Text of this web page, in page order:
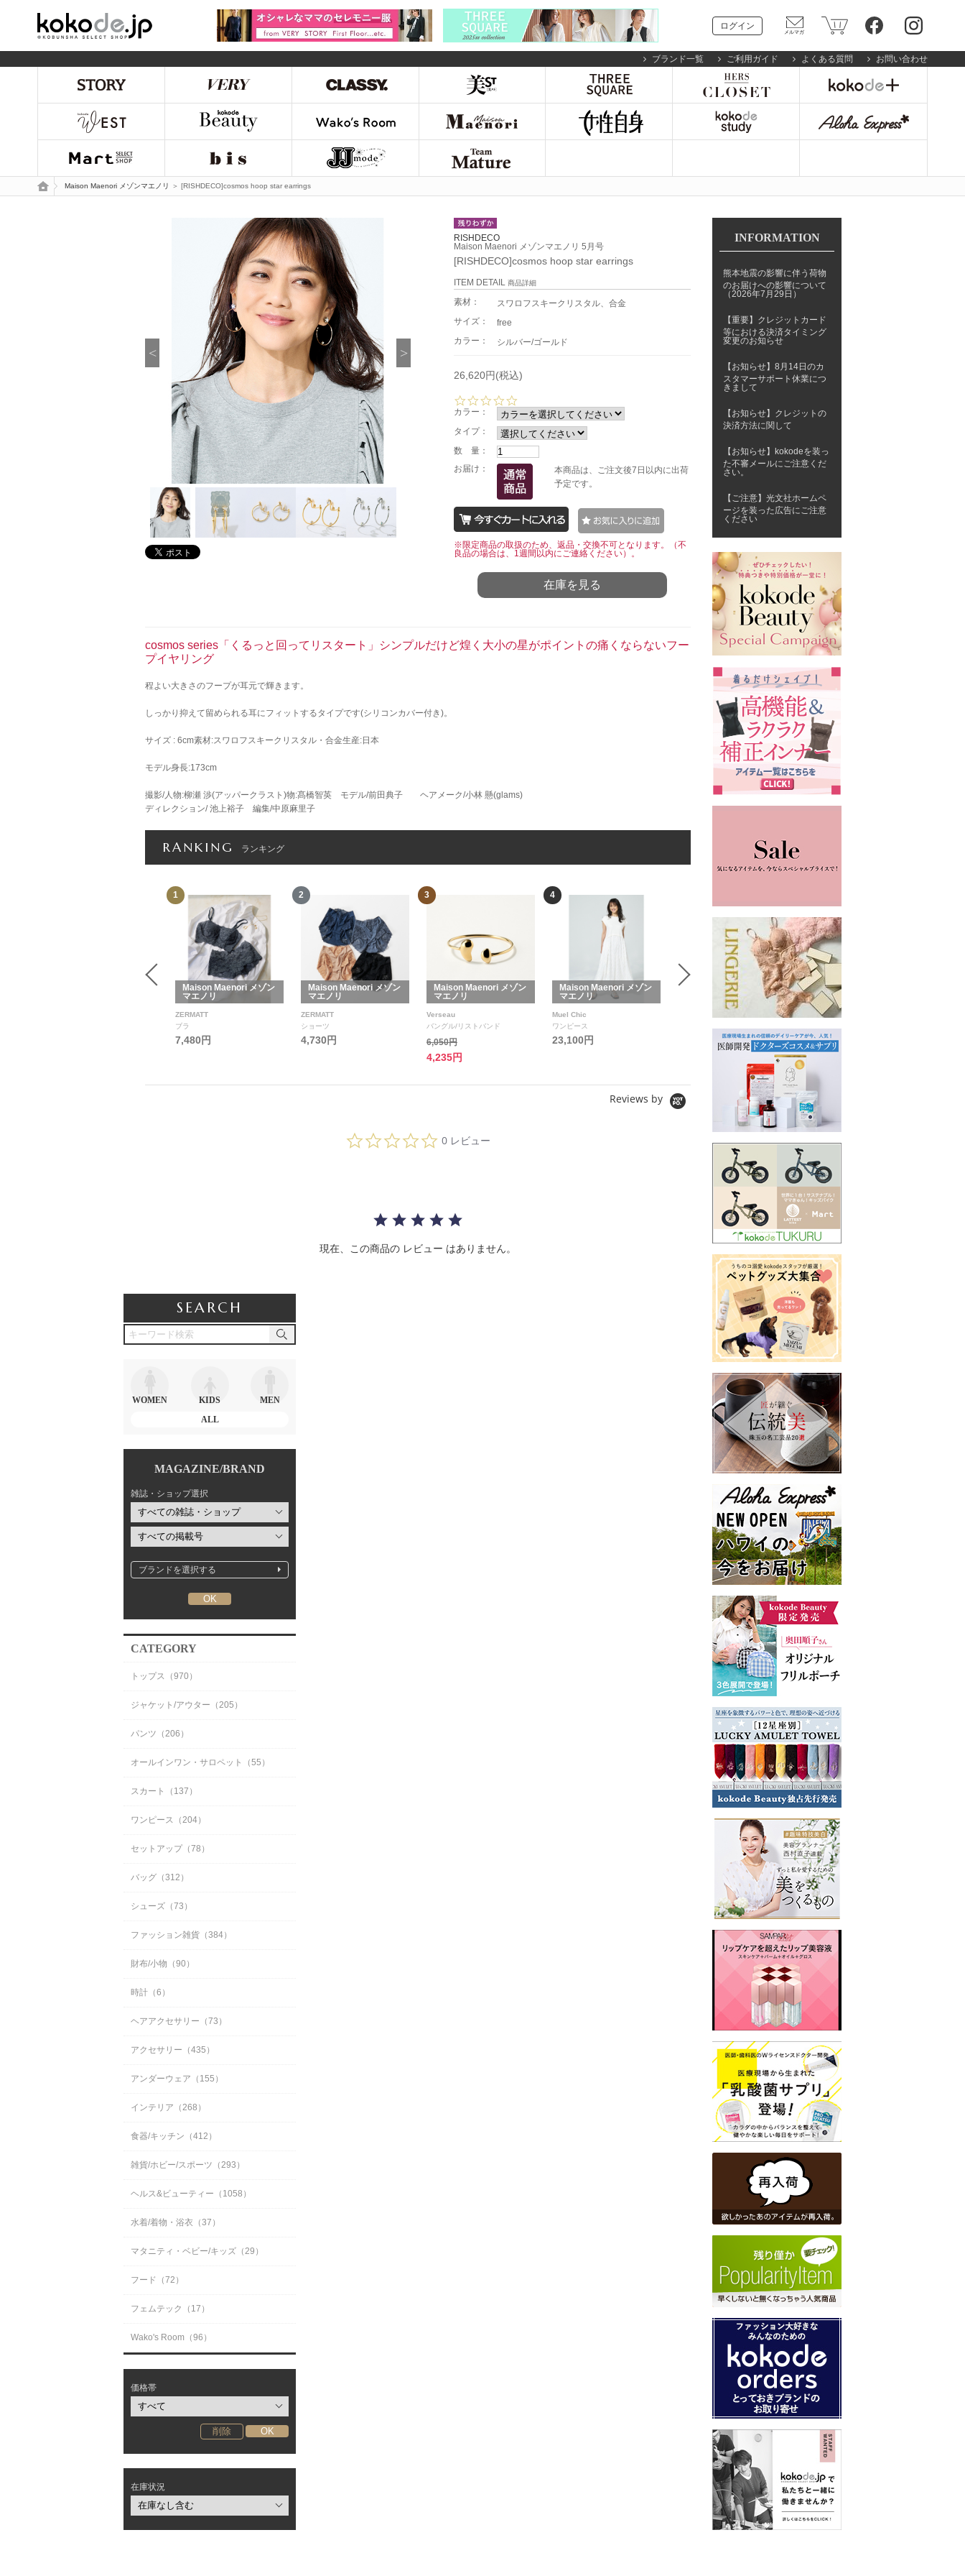
ログイン
ブランド一覧 ご利用ガイド よくある質問 お問い合わせ
トップページ
Maison Maenori メゾンマエノリ ＞ [RISHDECO]cosmos hoop star earrings
SEARCH
WOMEN KIDS
MEN
ALL
MAGAZINE/BRAND
雑誌・ショップ選択
ブランドを選択する
CATEGORY
トップス（970）
ジャケット/アウター（205）
パンツ（206）
オールインワン・サロペット（55）
スカート（137）
ワンピース（204）
セットアップ（78）
バッグ（312）
シューズ（73）
ファッション雑貨（384）
財布/小物（90）
時計（6）
ヘアアクセサリー（73）
アクセサリー（435）
アンダーウェア（155）
インテリア（268）
食器/キッチン（412）
雑貨/ホビー/スポーツ（293）
ヘルス&ビューティー（1058）
水着/着物・浴衣（37）
マタニティ・ベビー/キッズ（29）
フード（72）
フェムテック（17）
Wako's Room（96）
価格帯
在庫状況
RISHDECO
Maison Maenori メゾンマエノリ 5月号
[RISHDECO]cosmos hoop star earrings
ITEM DETAIL 商品詳細
素材：
スワロフスキークリスタル、合金
サイズ：
free
カラー：
シルバー/ゴールド
26,620円(税込)
0
s
t
a
r
r
a
t
i
n
g
カラー：
タイプ：
数 量：
お届け：
本商品は、ご注文後7日以内に出荷
予定です。
※限定商品の取扱のため、返品・交換不可となります。（不
良品の場合は、1週間以内にご連絡ください）。
在庫を見る
cosmos series「くるっと回ってリスタート」シンプルだけど煌く大小の星がポイントの痛くならないフー
プイヤリング
程よい大きさのフープが耳元で輝きます。
しっかり抑えて留められる耳にフィットするタイプです(シリコンカバー付き)。
サイズ : 6cm素材:スワロフスキークリスタル・合金生産:日本
モデル身長:173cm
撮影/人物:柳瀬 渉(アッパークラスト)物:髙橋智英 モデル/前田典子 ヘアメーク/小林 懸(glams)
ディレクション/ 池上裕子 編集/中原麻里子
RANKING ランキング
1
Maison Maenori メゾン
マエノリ
ZERMATT
ブラ
7,480円
2
Maison Maenori メゾン
マエノリ
ZERMATT
ショーツ
4,730円
3
Maison Maenori メゾン
マエノリ
Verseau
バングル/リストバンド
6,050円
4,235円
4
Maison Maenori メゾン
マエノリ
Muel Chic
ワンピース
23,100円
Maison Maenori メゾン
Maison Maenori メゾン
マエノリ
Muel Chic
15,664円
12,531円
Reviews by
0.
0
a
0 レビュー
現在、この商品の レビュー はありません。
INFORMATION
熊本地震の影響に伴う荷物
のお届けへの影響について
（2026年7月29日）
【重要】クレジットカード
等における決済タイミング
変更のお知らせ
【お知らせ】8月14日のカ
スタマーサポート休業につ
きまして
【お知らせ】クレジットの
決済方法に関して
【お知らせ】kokodeを装っ
た不審メールにご注意くだ
さい。
【ご注意】光文社ホームペ
ージを装った広告にご注意
ください